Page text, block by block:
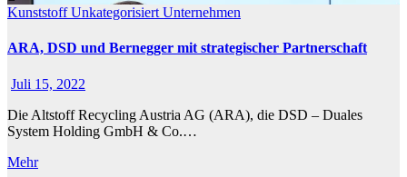
KunststoffUnkategorisiert Unternehmen
ARA, DSD und Bernegger mit strategischer Partnerschaft
Juli 15, 2022
Die Altstoff Recycling Austria AG (ARA), die DSD – Duales
System Holding GmbH & Co.…
Mehr